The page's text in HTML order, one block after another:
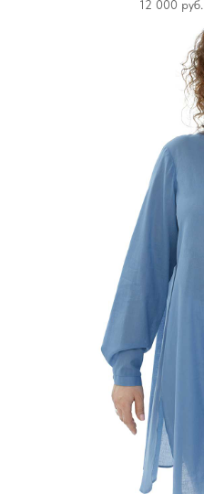
12 000 руб.